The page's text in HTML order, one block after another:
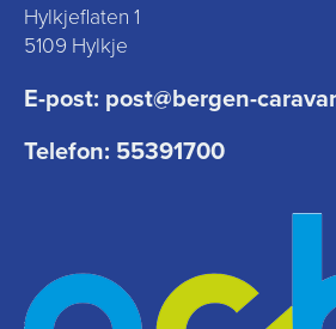
Hylkjeflaten 1
5109 Hylkje
E-post: post@bergen-
Telefon: 55391700